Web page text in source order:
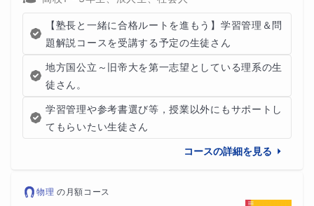
【塾長と一緒に合格ルートを進もう】学習管理＆問
題解説コースを受講する予定の生徒さん
地方国公立～旧帝大を第一志望としている理系の生
徒さん。
学習管理や参考書選び等，授業以外にもサポートし
てもらいたい生徒さん
コースの詳細を見る
物理 の 月額コース